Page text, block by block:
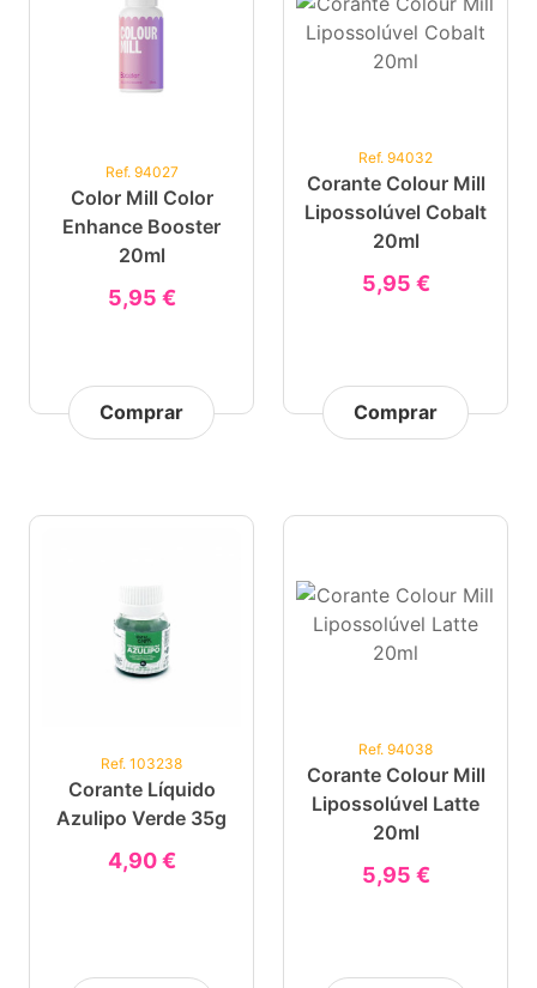
Ref. 94027
Color Mill Color
Enhance Booster
20ml
5,95 €
Comprar
Ref. 94032
Corante Colour Mill
Lipossolúvel Cobalt
20ml
5,95 €
Comprar
Ref. 103238
Corante Líquido
Azulipo Verde 35g
4,90 €
Ref. 94038
Corante Colour Mill
Lipossolúvel Latte
20ml
5,95 €